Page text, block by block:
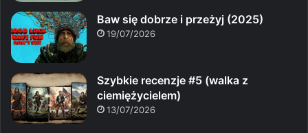
Baw się dobrze i przeżyj (2025)
19/07/2026
Szybkie recenzje #5 (walka z
ciemiężycielem)
13/07/2026